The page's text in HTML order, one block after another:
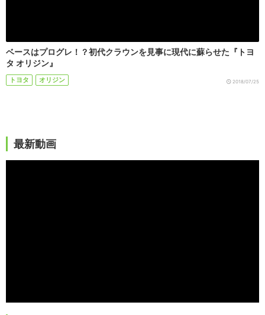
ベースはプログレ！？初代クラウンを見事に現代に蘇らせた『トヨ
タ オリジン』
トヨタ オリジン 2018/07/25
最新動画